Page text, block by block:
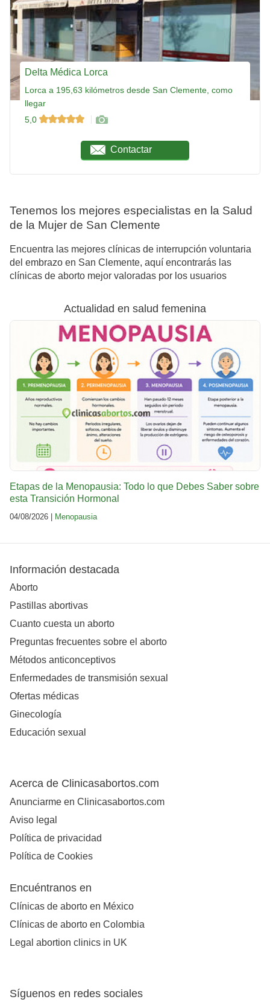
Delta Médica Lorca
Lorca a 195,63 kilómetros desde San Clemente, como
llegar
5,0
Contactar
Tenemos los mejores especialistas en la Salud
de la Mujer de San Clemente
Encuentra las mejores clínicas de interrupción voluntaria
del embrazo en San Clemente, aquí encontrarás las
clínicas de aborto mejor valoradas por los usuarios
Actualidad en salud femenina
Etapas de la Menopausia: Todo lo que Debes Saber sobre
esta Transición Hormonal
04/08/2026 | Menopausia
Información destacada
Aborto
Pastillas abortivas
Cuanto cuesta un aborto
Preguntas frecuentes sobre el aborto
Métodos anticonceptivos
Enfermedades de transmisión sexual
Ofertas médicas
Ginecología
Educación sexual
Acerca de Clinicasabortos.com
Anunciarme en Clinicasabortos.com
Aviso legal
Política de privacidad
Política de Cookies
Encuéntranos en
Clínicas de aborto en México
Clínicas de aborto en Colombia
Legal abortion clinics in UK
Síguenos en redes sociales